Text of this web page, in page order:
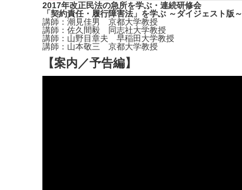
2017年改正民法の急所を学ぶ・連続研修会
「契約責任・履行障害法」を学ぶ ～ダイジェスト版～
講師：潮見佳男 京都大学教授
講師：佐久間毅 同志社大学教授
講師：山野目章夫 早稲田大学教授
講師：山本敬三 京都大学教授
【案内／予告編】